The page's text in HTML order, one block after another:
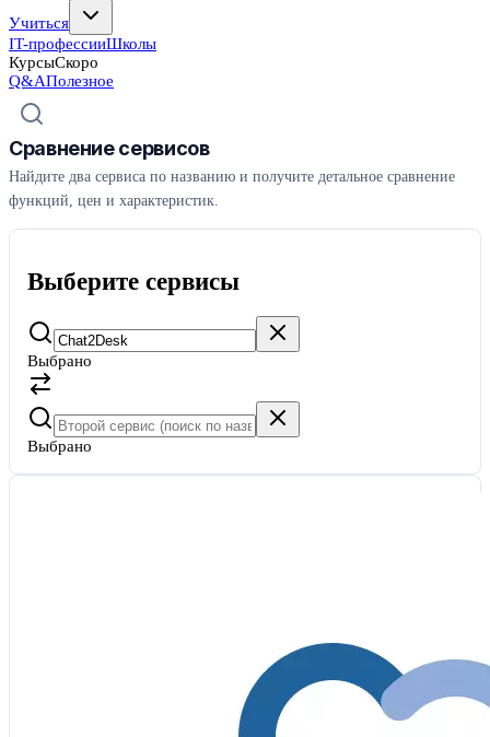
Учиться
IT-профессииШколы
КурсыСкоро
Q&AПолезное
Сравнение сервисов
Найдите два сервиса по названию и получите детальное сравнение
функций, цен и характеристик.
Выберите сервисы
Выбрано
Выбрано